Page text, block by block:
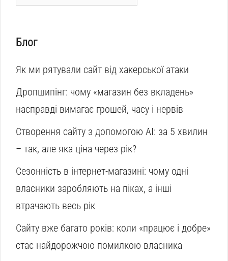
Блог
Як ми рятували сайт від хакерської атаки
Дропшипінг: чому «магазин без вкладень»
насправді вимагає грошей, часу і нервів
Створення сайту з допомогою AI: за 5 хвилин
– так, але яка ціна через рік?
Сезонність в інтернет-магазині: чому одні
власники заробляють на піках, а інші
втрачають весь рік
Сайту вже багато років: коли «працює і добре»
стає найдорожчою помилкою власника